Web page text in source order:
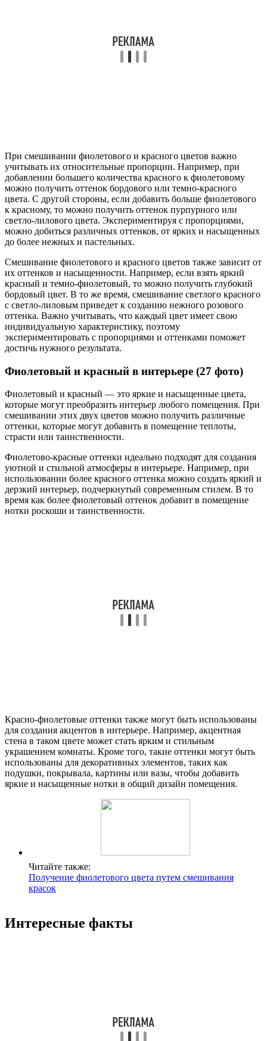
При смешивании фиолетового и красного цветов важно
учитывать их относительные пропорции. Например, при
добавлении большего количества красного к фиолетовому
можно получить оттенок бордового или темно-красного
цвета. С другой стороны, если добавить больше фиолетового
к красному, то можно получить оттенок пурпурного или
светло-лилового цвета. Экспериментируя с пропорциями,
можно добиться различных оттенков, от ярких и насыщенных
до более нежных и пастельных.
Смешивание фиолетового и красного цветов также зависит от
их оттенков и насыщенности. Например, если взять яркий
красный и темно-фиолетовый, то можно получить глубокий
бордовый цвет. В то же время, смешивание светлого красного
с светло-лиловым приведет к созданию нежного розового
оттенка. Важно учитывать, что каждый цвет имеет свою
индивидуальную характеристику, поэтому
экспериментировать с пропорциями и оттенками поможет
достичь нужного результата.
Фиолетовый и красный в интерьере (27 фото)
Фиолетовый и красный — это яркие и насыщенные цвета,
которые могут преобразить интерьер любого помещения. При
смешивании этих двух цветов можно получить различные
оттенки, которые могут добавить в помещение теплоты,
страсти или таинственности.
Фиолетово-красные оттенки идеально подходят для создания
уютной и стильной атмосферы в интерьере. Например, при
использовании более красного оттенка можно создать яркий и
дерзкий интерьер, подчеркнутый современным стилем. В то
время как более фиолетовый оттенок добавит в помещение
нотки роскоши и таинственности.
Красно-фиолетовые оттенки также могут быть использованы
для создания акцентов в интерьере. Например, акцентная
стена в таком цвете может стать ярким и стильным
украшением комнаты. Кроме того, такие оттенки могут быть
использованы для декоративных элементов, таких как
подушки, покрывала, картины или вазы, чтобы добавить
яркие и насыщенные нотки в общий дизайн помещения.
Читайте также:
Получение фиолетового цвета путем смешивания
красок
Интересные факты